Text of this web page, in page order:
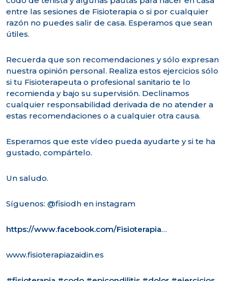
entre las sesiones de Fisioterapia o si por cualquier
razón no puedes salir de casa. Esperamos que sean
útiles.
Recuerda que son recomendaciones y sólo expresan
nuestra opinión personal. Realiza estos ejercicios sólo
si tu Fisioterapeuta o profesional sanitario te lo
recomienda y bajo su supervisión. Declinamos
cualquier responsabilidad derivada de no atender a
estas recomendaciones o a cualquier otra causa.
Esperamos que este vídeo pueda ayudarte y si te ha
gustado, compártelo.
Un saludo.
Síguenos: @fisiodh en instagram
https://www.facebook.com/Fisioterapia…
www.fisioterapiazaidin.es